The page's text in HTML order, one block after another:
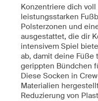
Konzentriere dich
leistungsstarken
Polsterzonen und
ausgestattet, die dir
intensivem Spiel
ab, damit deine Füße
gerippten Bündchen
Diese Socken in
Materialien
Reduzierung von